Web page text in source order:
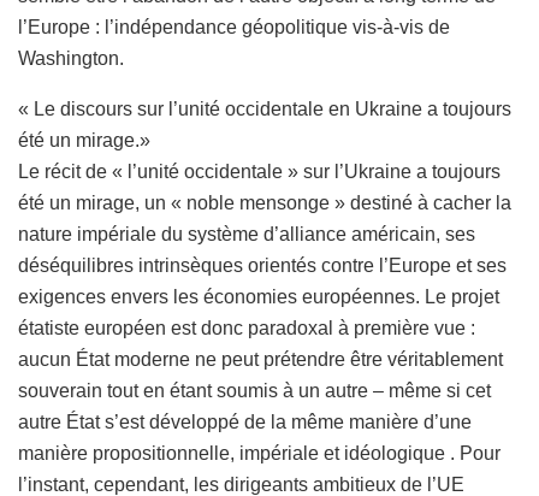
l’Europe : l’indépendance géopolitique vis-à-vis de
Washington.
« Le discours sur l’unité occidentale en Ukraine a toujours
été un mirage.»
Le récit de « l’unité occidentale » sur l’Ukraine a toujours
été un mirage, un « noble mensonge » destiné à cacher la
nature impériale du système d’alliance américain, ses
déséquilibres intrinsèques orientés contre l’Europe et ses
exigences envers les économies européennes. Le projet
étatiste européen est donc paradoxal à première vue :
aucun État moderne ne peut prétendre être véritablement
souverain tout en étant soumis à un autre – même si cet
autre État s’est développé de la même manière d’une
manière propositionnelle, impériale et idéologique . Pour
l’instant, cependant, les dirigeants ambitieux de l’UE